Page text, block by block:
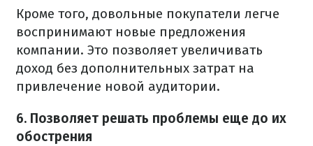
Кроме того, довольные покупатели легче
воспринимают новые предложения
компании. Это позволяет увеличивать
доход без дополнительных затрат на
привлечение новой аудитории.
6. Позволяет решать проблемы еще до их
обострения